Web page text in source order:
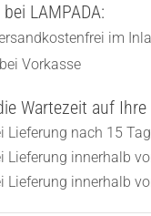
LAMPADA:
im
Vorkasse
Wartezeit auf
Lieferung nach 15
Lieferung innerhalb
Lieferung innerhalb